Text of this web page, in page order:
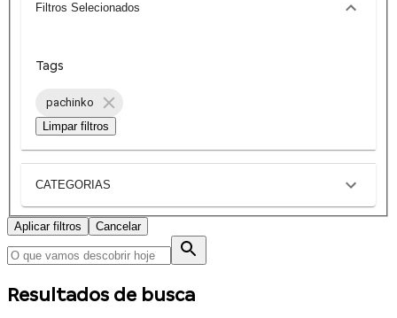
Filtros Selecionados
Tags
pachinko
Limpar filtros
CATEGORIAS
Aplicar filtros Cancelar
Resultados de busca